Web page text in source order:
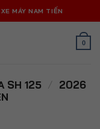
MÁY NAM TIẾN
0
SH 125 / 2026